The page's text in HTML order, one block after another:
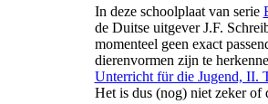
In deze schoolplaat van serie
de Duitse uitgever J.F.
momenteel geen exact
dierenvormen zijn te
Unterricht für die Jugend, II.
Het is dus (nog) niet zeker of